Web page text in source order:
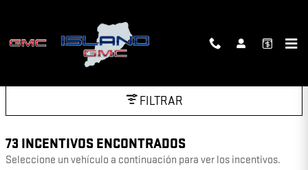
INCENTIVOS
FILTRAR
73 INCENTIVOS ENCONTRADOS
Seleccione un vehículo a continuación para ver los incentivos.